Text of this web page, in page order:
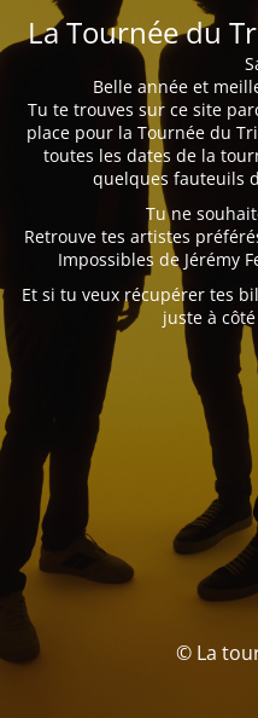
La Tournée du
Belle année et
Tu te trouves sur ce site
place pour la Tournée du
toutes les dates de la
quelques fauteuils
Tu ne
Retrouve tes artistes
Impossibles de Jérémy
Et si tu veux récupérer tes
juste à
© La